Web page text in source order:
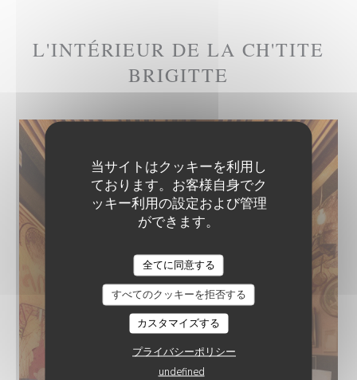
当サイトはクッキーを利用し
ております。お客様自身でク
ッキー利用の設定および管理
ができます。
全てに同意する
すべてのクッキーを拒否する
カスタマイズする
プライバシーポリシー
undefined
L'INTÉRIEUR DE LA CH'TITE
BRIGITTE